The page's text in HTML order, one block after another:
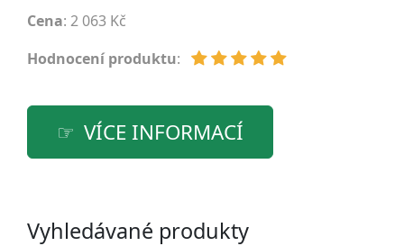
Cena: 2 063 Kč
Hodnocení produktu:
VÍCE INFORMACÍ
Vyhledávané produkty